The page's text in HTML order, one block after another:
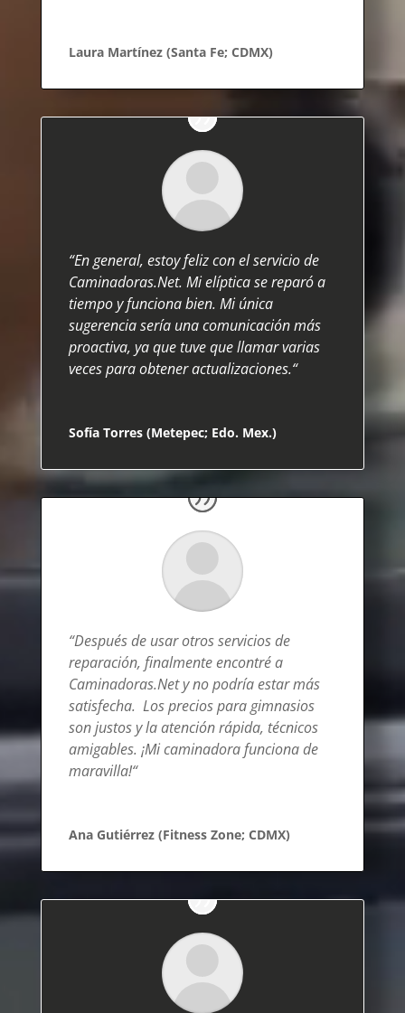
Laura Martínez (Santa Fe; CDMX)
“En general, estoy feliz con el servicio de
Caminadoras.Net. Mi elíptica se reparó a
tiempo y funciona bien. Mi única
sugerencia sería una comunicación más
proactiva, ya que tuve que llamar varias
veces para obtener actualizaciones.“
Sofía Torres (Metepec; Edo. Mex.)
“Después de usar otros servicios de
reparación, finalmente encontré a
Caminadoras.Net y no podría estar más
satisfecha. Los precios para gimnasios
son justos y la atención rápida, técnicos
amigables. ¡Mi caminadora funciona de
maravilla!“
Ana Gutiérrez (Fitness Zone; CDMX)